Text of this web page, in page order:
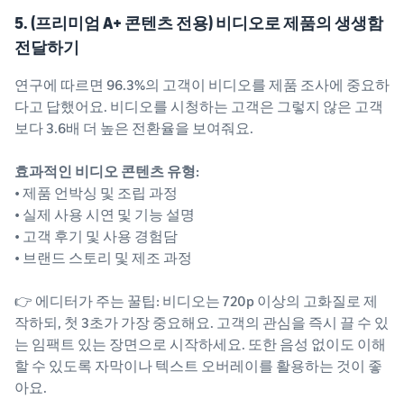
5. (프리미엄 A+ 콘텐츠 전용) 비디오로 제품의 생생함
전달하기
연구에 따르면 96.3%의 고객이 비디오를 제품 조사에 중요하
다고 답했어요. 비디오를 시청하는 고객은 그렇지 않은 고객
보다 3.6배 더 높은 전환율을 보여줘요.
효과적인 비디오 콘텐츠 유형:
• 제품 언박싱 및 조립 과정
• 실제 사용 시연 및 기능 설명
• 고객 후기 및 사용 경험담
• 브랜드 스토리 및 제조 과정
👉 에디터가 주는 꿀팁: 비디오는 720p 이상의 고화질로 제
작하되, 첫 3초가 가장 중요해요. 고객의 관심을 즉시 끌 수 있
는 임팩트 있는 장면으로 시작하세요. 또한 음성 없이도 이해
할 수 있도록 자막이나 텍스트 오버레이를 활용하는 것이 좋
아요.